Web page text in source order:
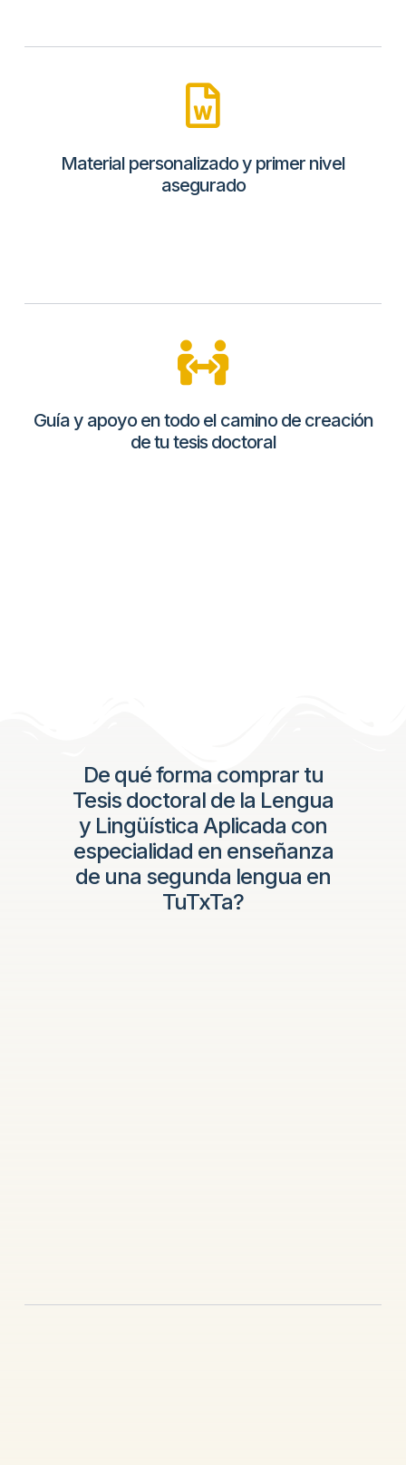
Material personalizado y primer nivel
asegurado​
Guía y apoyo en todo el camino de creación
de tu tesis doctoral
De qué forma comprar tu
Tesis doctoral de la Lengua
y Lingüística Aplicada con
especialidad en enseñanza
de una segunda lengua en
TuTxTa?